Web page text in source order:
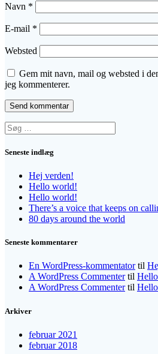
Navn *
E-mail *
Websted
Gem mit navn, mail og websted i
jeg kommenterer.
Søg
efter:
Seneste indlæg
Hej verden!
Hello world!
Hello world!
There’s a voice that keeps on
80 days around the world
Seneste kommentarer
En WordPress-kommentatortil
A WordPress Commentertil
A WordPress Commentertil
Arkiver
februar 2021
februar 2018